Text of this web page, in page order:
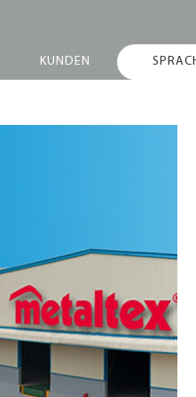
KUNDEN
in